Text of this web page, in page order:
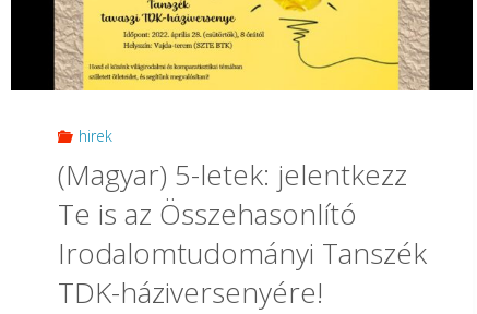
2022:
Játékos
várjuk
az
érdeklődőket"
hirek
(Magyar) 5-letek: jelentkezz
Te is az Összehasonlító
Irodalomtudományi Tanszék
TDK-háziversenyére!